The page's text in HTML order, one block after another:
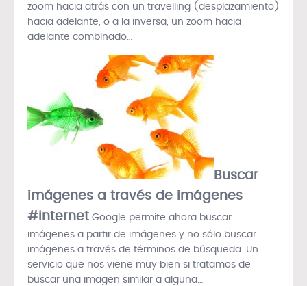
zoom hacia atrás con un travelling (desplazamiento)
hacia adelante, o a la inversa, un zoom hacia
adelante combinado…
Buscar
imágenes a través de imágenes
#internet Google permite ahora buscar
imágenes a partir de imágenes y no sólo buscar
imágenes a través de términos de búsqueda. Un
servicio que nos viene muy bien si tratamos de
buscar una imagen similar a alguna…